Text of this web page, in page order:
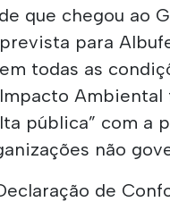
que chegou ao
para
todas as
pública” com a
não
de